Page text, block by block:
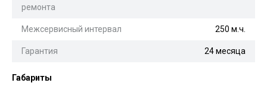
ремонта
Межсервисный интервал 250 м.ч.
Гарантия 24 месяца
Габариты